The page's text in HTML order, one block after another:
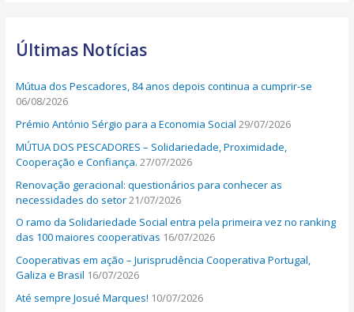
c
f
o
r
:
Últimas Notícias
Mútua dos Pescadores, 84 anos depois continua a cumprir-se
06/08/2026
Prémio António Sérgio para a Economia Social 29/07/2026
MÚTUA DOS PESCADORES – Solidariedade, Proximidade,
Cooperação e Confiança. 27/07/2026
Renovação geracional: questionários para conhecer as
necessidades do setor21/07/2026
O ramo da Solidariedade Social entra pela primeira vez no ranking
das 100 maiores cooperativas 16/07/2026
Cooperativas em ação – Jurisprudência Cooperativa Portugal,
Galiza e Brasil 16/07/2026
Até sempre Josué Marques! 10/07/2026